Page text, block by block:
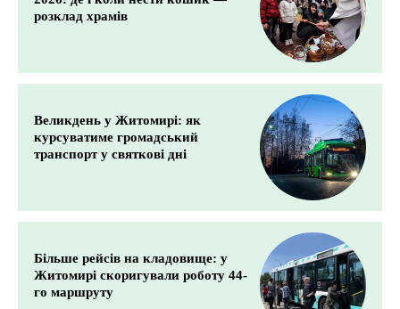
розклад храмів
Великдень у Житомирі: як
курсуватиме громадський
транспорт у святкові дні
Більше рейсів на кладовище: у
Житомирі скоригували роботу 44-
го маршруту